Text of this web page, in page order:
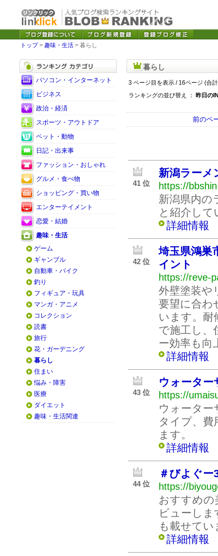
トップ> 趣味・生活 > 暮らし
パソコン・インターネット
ビジネス
政治・経済
スポーツ・アウトドア
ペット・動物
日記・出来事
ファッション・おしゃれ
グルメ・食べ物
ショッピング・買い物
エンターテイメント
恋愛・結婚
趣味・生活
ゲーム
ギャンブル
自動車・バイク
釣り
フィギュア・玩具
マンガ・アニメ
コレクション
読書
旅行
花・ガーデニング
暮らし
住まい
悩み・障害
医療
ダイエット
趣味・生活関連
暮らし
3 ページ目を表示 / 16ページ (合
ランキングの並び替え ： 昨日の
前のペ
41 位
新潟ラーメ
https://
新潟県内の
と紹介し
詳細情報
42 位
埼玉県鴻巣
イント
https://reve-
外壁塗装や
要望に合わ
います。耐
で施工し、
ー効率も向
詳細情報
43 位
ウォーター
https://
ウォーター
タイプ、
ます。
詳細情報
44 位
＃びよぐー
https://
おすすめの
ビューし
も載せてい
詳細情報